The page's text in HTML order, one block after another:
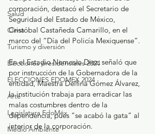
Salud
Clima
Turismo y diversión
Elecciones presidenciales 2024
ELECCIONES EDOMEX 2024
Arte
Legislatura EdoMéx
Medio Ambiente
corporación, destacó el Secretario de
Seguridad del Estado de México,
Cristóbal Castañeda Camarillo, en el
marco del “Día del Policía Mexiquense”.
En el Estadio Nemesio Diez, señaló que
por instrucción de la Gobernadora de la
entidad, Maestra Delfina Gómez Álvarez,
la institución trabaja para erradicar las
malas costumbres dentro de la
dependencia, pues “se acabó la gata” al
interior de la corporación.